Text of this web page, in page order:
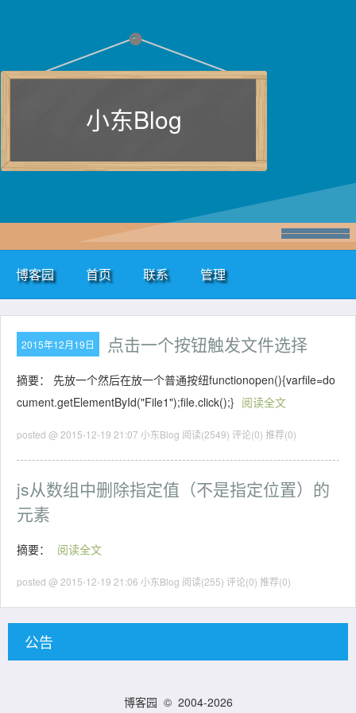
小东Blog
博客园 首页 联系 管理
2015年12月19日 点击一个按钮触发文件选择
摘要： 先放一个然后在放一个普通按纽functionopen(){varfile=do
cument.getElementById("File1");file.click();} 阅读全文
posted @ 2015-12-19 21:07 小东Blog 阅读(2549) 评论(0) 推荐(0)
js从数组中删除指定值（不是指定位置）的
元素
摘要： 阅读全文
posted @ 2015-12-19 21:06 小东Blog 阅读(255) 评论(0) 推荐(0)
公告
博客园 © 2004-2026